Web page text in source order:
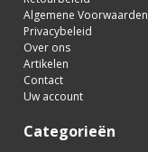
Algemene Voorwaarden
Privacybeleid
Over ons
Artikelen
Contact
Uw account
Categorieën